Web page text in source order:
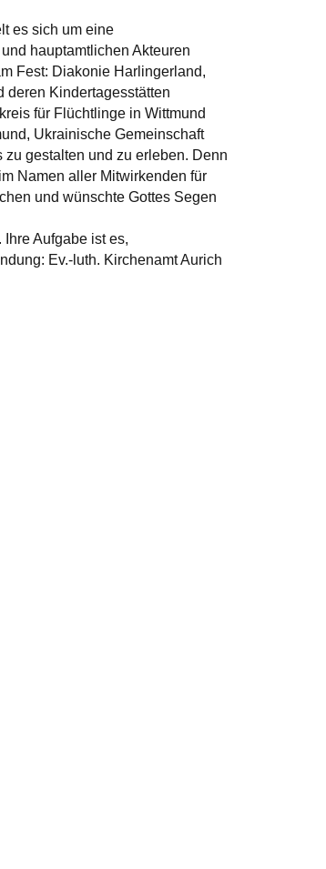
es sich um eine
hauptamtlichen Akteuren
Fest: Diakonie Harlingerland,
deren Kindertagesstätten
für Flüchtlinge in Wittmund
Ukrainische Gemeinschaft
gestalten und zu erleben. Denn
Namen aller Mitwirkenden für
und wünschte Gottes Segen
Aufgabe ist es,
Ev.-luth. Kirchenamt Aurich